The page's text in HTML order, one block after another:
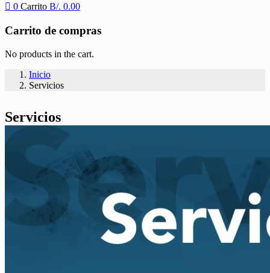
0 Carrito B/. 0.00
Carrito de compras
No products in the cart.
Inicio
Servicios
Servicios